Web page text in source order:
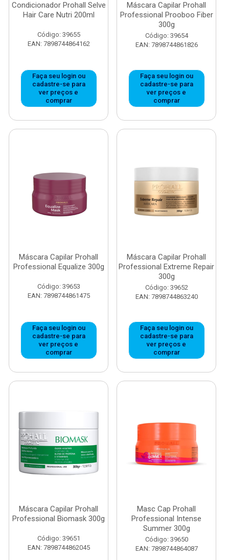
Condicionador Prohall Selve
Hair Care Nutri 200ml
Código: 39655
EAN: 7898744864162
Faça seu login ou
cadastre-se para
ver preços e
comprar
Máscara Capilar Prohall
Professional Prooboo Fiber
300g
Código: 39654
EAN: 7898744861826
Faça seu login ou
cadastre-se para
ver preços e
comprar
Máscara Capilar Prohall
Professional Equalize 300g
Código: 39653
EAN: 7898744861475
Faça seu login ou
cadastre-se para
ver preços e
comprar
Máscara Capilar Prohall
Professional Extreme Repair
300g
Código: 39652
EAN: 7898744863240
Faça seu login ou
cadastre-se para
ver preços e
comprar
Máscara Capilar Prohall
Professional Biomask 300g
Código: 39651
EAN: 7898744862045
Masc Cap Prohall
Professional Intense
Summer 300g
Código: 39650
EAN: 7898744864087